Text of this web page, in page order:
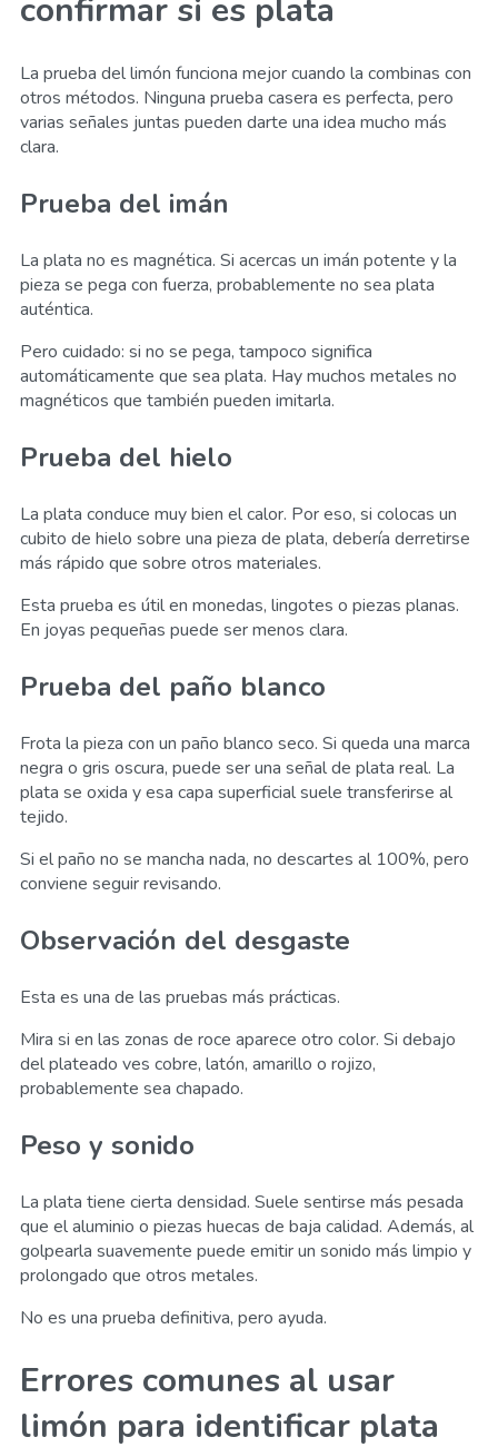
confirmar si es plata
La prueba del limón funciona mejor cuando la combinas con
otros métodos. Ninguna prueba casera es perfecta, pero
varias señales juntas pueden darte una idea mucho más
clara.
Prueba del imán
La plata no es magnética. Si acercas un imán potente y la
pieza se pega con fuerza, probablemente no sea plata
auténtica.
Pero cuidado: si no se pega, tampoco significa
automáticamente que sea plata. Hay muchos metales no
magnéticos que también pueden imitarla.
Prueba del hielo
La plata conduce muy bien el calor. Por eso, si colocas un
cubito de hielo sobre una pieza de plata, debería derretirse
más rápido que sobre otros materiales.
Esta prueba es útil en monedas, lingotes o piezas planas.
En joyas pequeñas puede ser menos clara.
Prueba del paño blanco
Frota la pieza con un paño blanco seco. Si queda una marca
negra o gris oscura, puede ser una señal de plata real. La
plata se oxida y esa capa superficial suele transferirse al
tejido.
Si el paño no se mancha nada, no descartes al 100%, pero
conviene seguir revisando.
Observación del desgaste
Esta es una de las pruebas más prácticas.
Mira si en las zonas de roce aparece otro color. Si debajo
del plateado ves cobre, latón, amarillo o rojizo,
probablemente sea chapado.
Peso y sonido
La plata tiene cierta densidad. Suele sentirse más pesada
que el aluminio o piezas huecas de baja calidad. Además, al
golpearla suavemente puede emitir un sonido más limpio y
prolongado que otros metales.
No es una prueba definitiva, pero ayuda.
Errores comunes al usar
limón para identificar plata